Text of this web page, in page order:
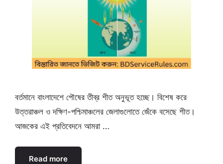
বর্তমানে বাংলাদেশে পৌষের তীব্র শীত অনুভূত হচ্ছে। বিশেষ করে
উত্তরাঞ্চল ও দক্ষিণ-পশ্চিমাঞ্চলের জেলাগুলোতে জেঁকে বসেছে শীত।
আজকের এই প্রতিবেদনে আমরা …
Read more